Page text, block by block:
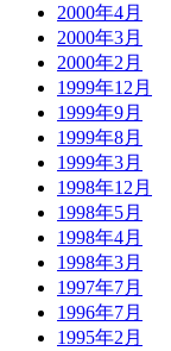
2000年4月
2000年3月
2000年2月
1999年12月
1999年9月
1999年8月
1999年3月
1998年12月
1998年5月
1998年4月
1998年3月
1997年7月
1996年7月
1995年2月